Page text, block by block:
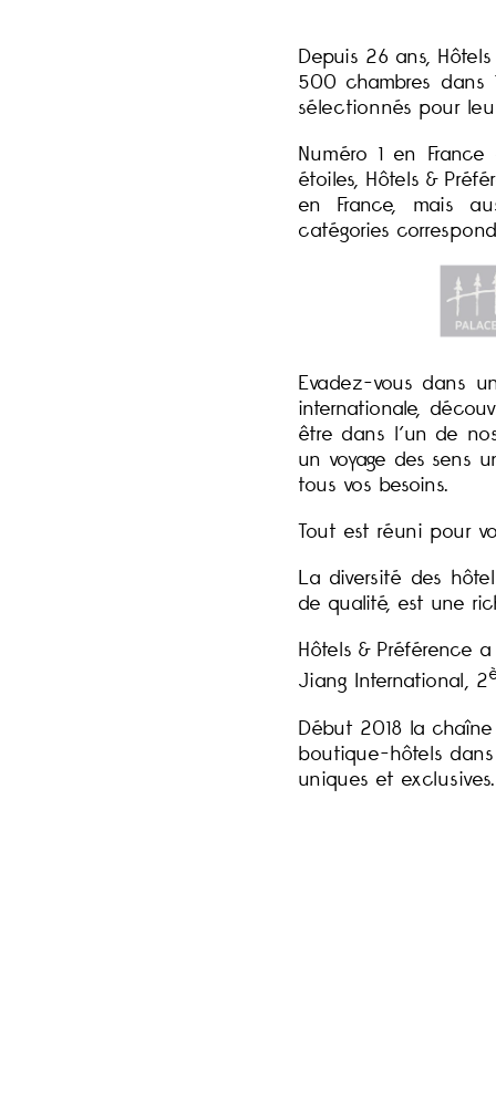
Depuis 26 ans,
500 chambres dans
sélectionnés pour
Numéro 1 en
étoiles, Hôtels &
en France, mais
catégories
Evadez-vous dans
internationale,
être dans l’un de
un voyage des sens
tous vos besoins.
Tout est réuni pour
La diversité des
de qualité, est une
Hôtels & Préférence
Jiang International, 2
Début 2018 la
boutique-hôtels
uniques et exclusives.